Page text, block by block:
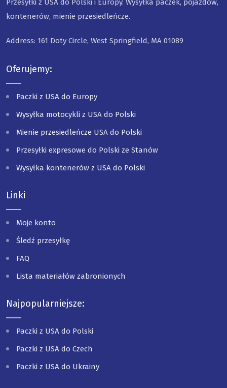
Przesyłki z USA do Polski i Europy. Wysyłka paczek, pojazdów,
kontenerów, mienie przesiedleńcze.
Address: 161 Doty Circle, West Springfield, MA 01089
Oferujemy:
Paczki z USA do Europy
Wysyłka motocykli z USA do Polski
Mienie przesiedleńcze USA do Polski
Przesyłki expresowe do Polski ze Stanów
Wysyłka kontenerów z USA do Polski
Linki
Moje konto
Śledź przesyłkę
FAQ
Lista materiałów zabronionych
Najpopularniejsze:
Paczki z USA do Polski
Paczki z USA do Czech
Paczki z USA do Ukrainy